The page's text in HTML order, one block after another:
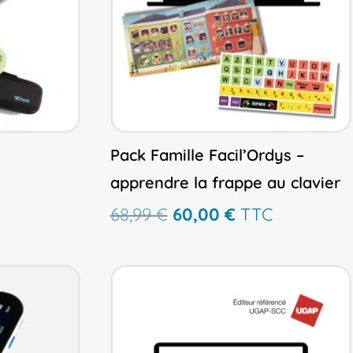
Pack Famille Facil’Ordys –
apprendre la frappe au clavier
68,99€ Le
60,00€Le
60,00 €.
TTC